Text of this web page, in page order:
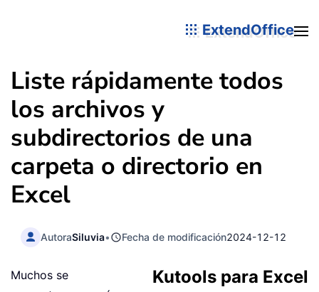
ExtendOffice
Liste rápidamente todos
los archivos y
subdirectorios de una
carpeta o directorio en
Excel
AutoraSiluvia• Fecha de modificación2024-12-12
Kutools para Excel
Muchos se